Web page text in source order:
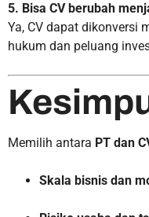
5. Bisa CV berubah
Ya, CV dapat dikonversi
hukum dan peluang
Memilih antara PT dan
Skala bisnis dan